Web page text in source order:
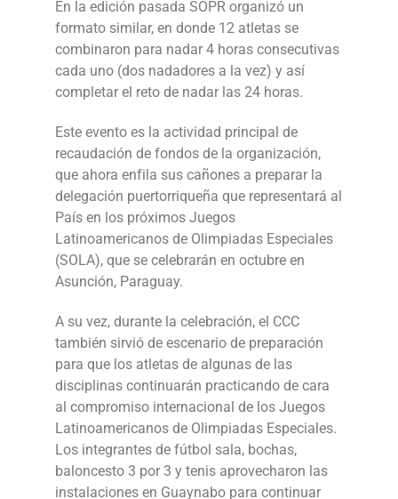
En la edición pasada SOPR organizó un
formato similar, en donde 12 atletas se
combinaron para nadar 4 horas consecutivas
cada uno (dos nadadores a la vez) y así
completar el reto de nadar las 24 horas.
Este evento es la actividad principal de
recaudación de fondos de la organización,
que ahora enfila sus cañones a preparar la
delegación puertorriqueña que representará al
País en los próximos Juegos
Latinoamericanos de Olimpiadas Especiales
(SOLA), que se celebrarán en octubre en
Asunción, Paraguay.
A su vez, durante la celebración, el CCC
también sirvió de escenario de preparación
para que los atletas de algunas de las
disciplinas continuarán practicando de cara
al compromiso internacional de los Juegos
Latinoamericanos de Olimpiadas Especiales.
Los integrantes de fútbol sala, bochas,
baloncesto 3 por 3 y tenis aprovecharon las
instalaciones en Guaynabo para continuar